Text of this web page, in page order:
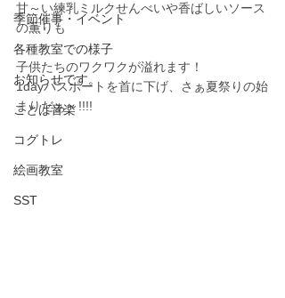
季節催事・イベント
各種教室での様子
お知らせです。
ことば音楽
コグトレ
絵画教室
SST
甘～い練乳ミルクせんべいや香ばしいソース
の薫りも
子供たちのワクワクが溢れます！
1dayパスポートを首に下げ、さぁ夏祭りの始
まりだぁ～!!!!